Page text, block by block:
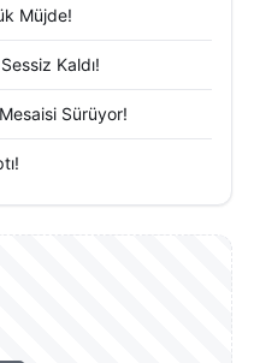
Müjde!
Kaldı!
Sürüyor!